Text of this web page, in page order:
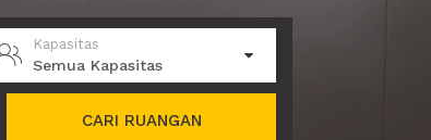
Kapasitas
Semua Kapasitas
CARI RUANGAN